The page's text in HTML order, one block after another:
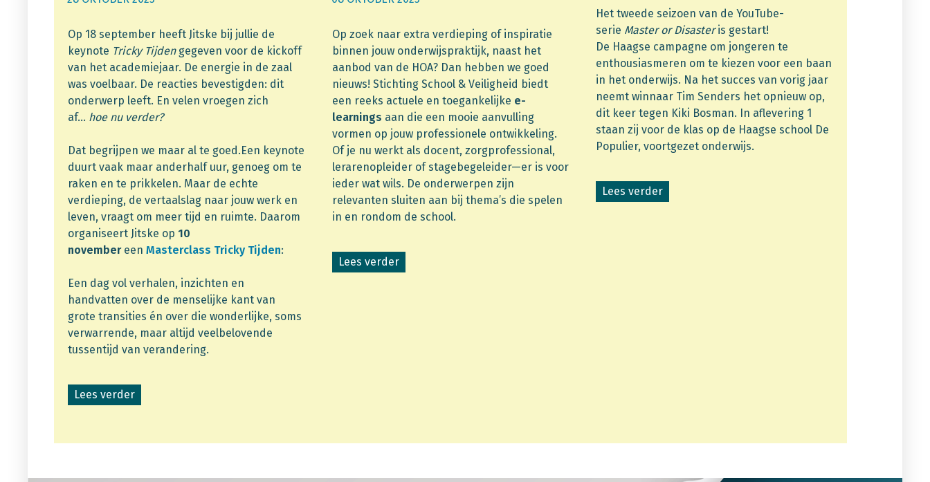
Op 18 september heeft Jitske bij jullie de
keynote Tricky Tijden gegeven voor de kickoff
van het academiejaar. De energie in de zaal
was voelbaar. De reacties bevestigden: dit
onderwerp leeft. En velen vroegen zich
af… hoe nu verder?
Dat begrijpen we maar al te goed.Een keynote
duurt vaak maar anderhalf uur, genoeg om te
raken en te prikkelen. Maar de echte
verdieping, de vertaalslag naar jouw werk en
leven, vraagt om meer tijd en ruimte. Daarom
organiseert Jitske op 10
novembereen Masterclass Tricky Tijden:
Een dag vol verhalen, inzichten en
handvatten over de menselijke kant van
grote transities én over die wonderlijke, soms
verwarrende, maar altijd veelbelovende
tussentijd van verandering.
Lees verder
Op zoek naar extra verdieping of inspiratie
binnen jouw onderwijspraktijk, naast het
aanbod van de HOA? Dan hebben we goed
nieuws! Stichting School & Veiligheid biedt
een reeks actuele en toegankelijke e-
learnings aan die een mooie aanvulling
vormen op jouw professionele ontwikkeling.
Of je nu werkt als docent, zorgprofessional,
lerarenopleider of stagebegeleider—er is voor
ieder wat wils. De onderwerpen zijn
relevanten sluiten aan bij thema’s die spelen
in en rondom de school.
Lees verder
Het tweede seizoen van de YouTube-
serie Master or Disasteris gestart!
De Haagse campagne om jongeren te
enthousiasmeren om te kiezen voor een baan
in het onderwijs. Na het succes van vorig jaar
neemt winnaar Tim Senders het opnieuw op,
dit keer tegen Kiki Bosman. In aflevering 1
staan zij voor de klas op de Haagse school De
Populier, voortgezet onderwijs.
Lees verder